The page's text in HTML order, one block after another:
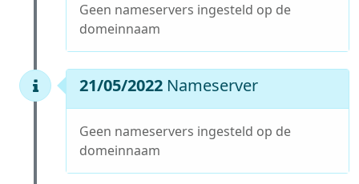
Geen nameservers ingesteld op de
domeinnaam
21/05/2022 Nameserver
Geen nameservers ingesteld op de
domeinnaam